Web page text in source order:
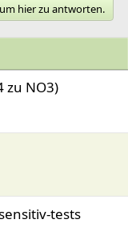
hier zu antworten.
zu NO3)
tests